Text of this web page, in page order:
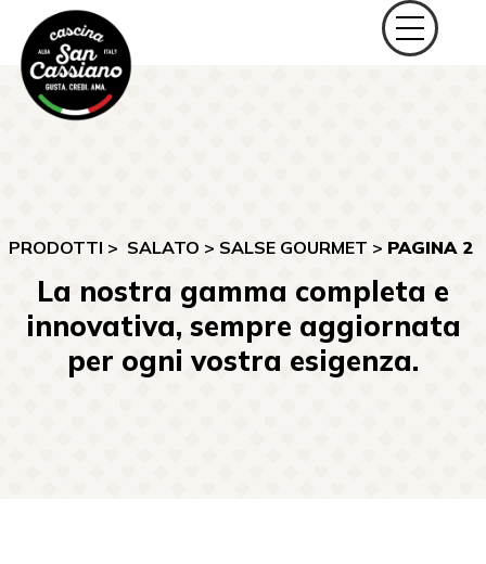
PRODOTTI > SALATO > SALSE GOURMET > PAGINA 2
La nostra gamma completa e
innovativa, sempre aggiornata
per ogni vostra esigenza.